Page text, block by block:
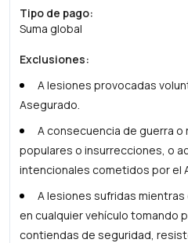
Tipo de pago:
Suma global
Exclusiones:
A lesiones provocadas
Asegurado.
A consecuencia de guerra
populares o insurrecciones, o
intencionales cometidos por el
A lesiones sufridas
en cualquier vehículo tomando
contiendas de seguridad,